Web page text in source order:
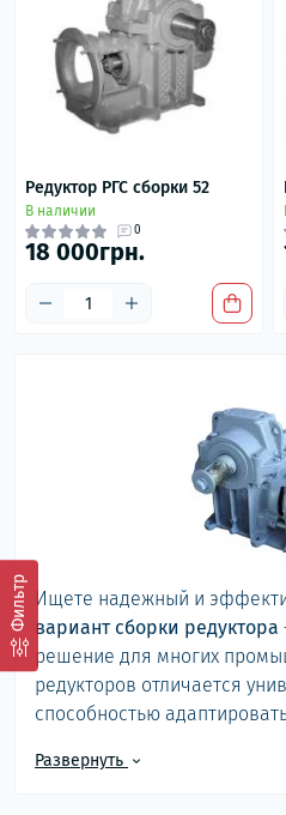
Фильтр
Редуктор РГС сборки 52
В наличии
0
18 000грн.
Ищете надежный и
вариант сборки редуктора
решение для многих
редукторов отличается
способностью
выбор редукторов с 52
Развернуть